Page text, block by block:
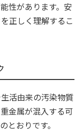
性があります。安
正しく理解するこ
活由来の汚染物質
金属が混入する可
とおりです。